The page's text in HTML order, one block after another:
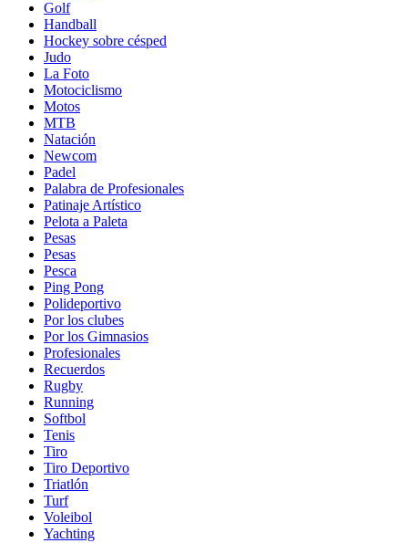
Golf
Handball
Hockey sobre césped
Judo
La Foto
Motociclismo
Motos
MTB
Natación
Newcom
Padel
Palabra de Profesionales
Patinaje Artístico
Pelota a Paleta
Pesas
Pesas
Pesca
Ping Pong
Polideportivo
Por los clubes
Por los Gimnasios
Profesionales
Recuerdos
Rugby
Running
Softbol
Tenis
Tiro
Tiro Deportivo
Triatlón
Turf
Voleibol
Yachting